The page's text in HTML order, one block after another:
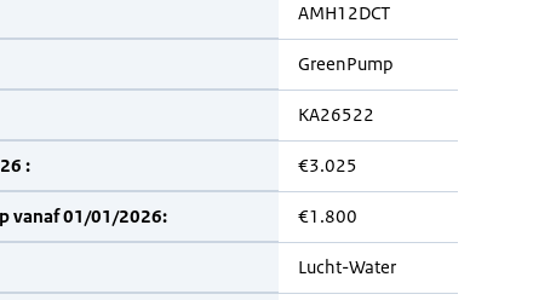
AMH12DCT
GreenPump
KA26522
: €3.025
vanaf 01/01/2026: €1.800
Lucht-Water